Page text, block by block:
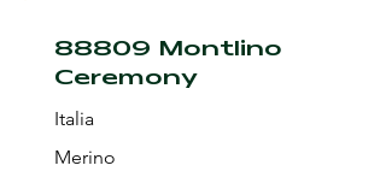
88809 Montlino
Ceremony
Italia
Merino